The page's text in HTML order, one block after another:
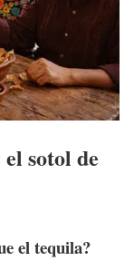
sotol de
el tequila?